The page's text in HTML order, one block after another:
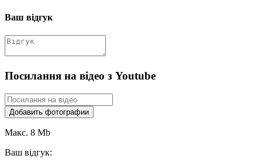
Ваш відгук
Посилання на відео з Youtube
Добавить фотографии
Макс. 8 Mb
Ваш відгук: